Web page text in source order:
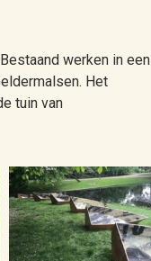
werken in een
Het
tuin van